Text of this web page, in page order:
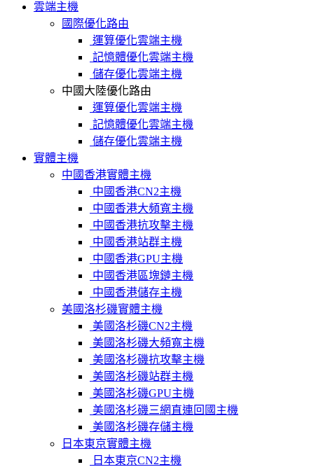
雲端主機
國際優化路由
運算優化雲端主機
記憶體優化雲端主機
儲存優化雲端主機
中國大陸優化路由
運算優化雲端主機
記憶體優化雲端主機
儲存優化雲端主機
實體主機
中國香港實體主機
中國香港CN2主機
中國香港大頻寬主機
中國香港抗攻擊主機
中國香港站群主機
中國香港GPU主機
中國香港區塊鏈主機
中國香港儲存主機
美國洛杉磯實體主機
美國洛杉磯CN2主機
美國洛杉磯大頻寬主機
美國洛杉磯抗攻擊主機
美國洛杉磯站群主機
美國洛杉磯GPU主機
美國洛杉磯三網直連回國主機
美國洛杉磯存儲主機
日本東京實體主機
日本東京CN2主機